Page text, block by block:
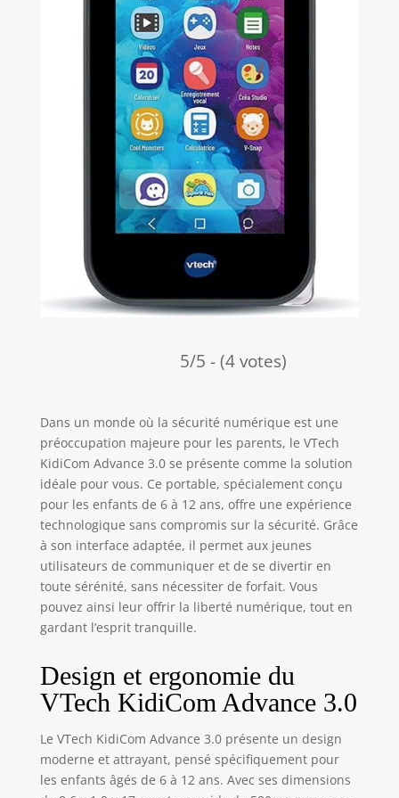
5/5 - (4 votes)
Dans un monde où la sécurité numérique est une
préoccupation majeure pour les parents, le VTech
KidiCom Advance 3.0 se présente comme la solution
idéale pour vous. Ce portable, spécialement conçu
pour les enfants de 6 à 12 ans, offre une expérience
technologique sans compromis sur la sécurité. Grâce
à son interface adaptée, il permet aux jeunes
utilisateurs de communiquer et de se divertir en
toute sérénité, sans nécessiter de forfait. Vous
pouvez ainsi leur offrir la liberté numérique, tout en
gardant l’esprit tranquille.
Design et ergonomie du
VTech KidiCom Advance 3.0
Le VTech KidiCom Advance 3.0 présente un design
moderne et attrayant, pensé spécifiquement pour
les enfants âgés de 6 à 12 ans. Avec ses dimensions